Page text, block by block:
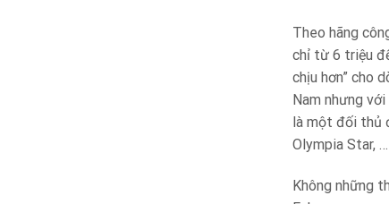
Theo hãng
chỉ từ 6 triệu
chịu hơn” cho
Nam nhưng
là một đối thủ
Olympia Star, …
Không những